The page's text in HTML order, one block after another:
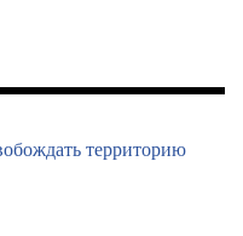
территорию